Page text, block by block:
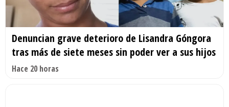
Denuncian grave deterioro de Lisandra Góngora
tras más de siete meses sin poder ver a sus hijos
Hace 20 horas